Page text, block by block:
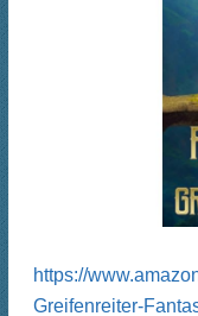
https://
Greifenreiter-